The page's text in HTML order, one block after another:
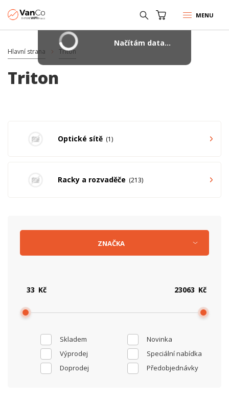
MENU
Hlavní strana Triton
Triton
Optické sítě 1
Racky a rozvaděče 213
Skladem
Novinka
Výprodej
Speciální nabídka
Doprodej
Předobjednávky
Kč Kč
ZNAČKA
Načítám data...